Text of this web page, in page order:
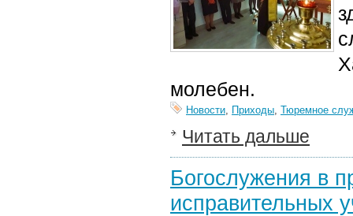
молебен.
Новости, Приходы, Тюремное
Читать дальше
Богослужения в
исправительных